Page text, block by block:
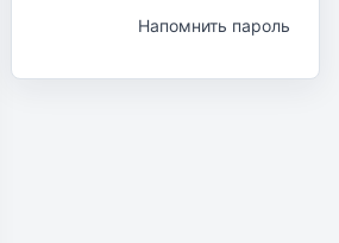
Напомнить пароль